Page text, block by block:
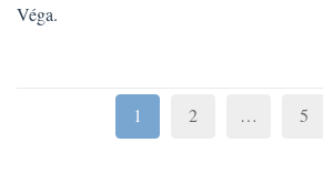
Véga.
1 2 … 5